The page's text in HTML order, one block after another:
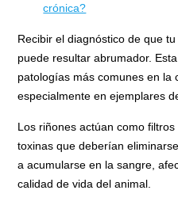
crónica?
Recibir el diagnóstico de que
puede resultar abrumador. Esta
patologías más comunes en la
especialmente en ejemplares
Los riñones actúan como
toxinas que deberían
a acumularse en la sangre,
calidad de vida del animal.